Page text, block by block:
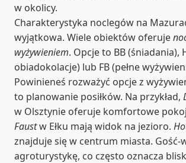
w okolicy.
Charakterystyka noclegów na
wyjątkowa. Wiele obiektów oferuje
wyżywieniem. Opcje to BB (śniadania),
obiadokolacje) lub FB (pełne
Powinieneś rozważyć opcje z
to planowanie posiłków. Na przykład,
w Olsztynie oferuje komfortowe
Faustw Ełku mają widok na jezioro.
znajduje się w centrum miasta. Gość-
agroturystykę, co często oznacza